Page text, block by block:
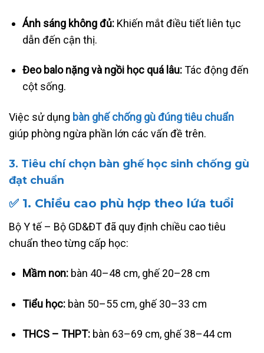
Ánh sáng không đủ: Khiến mắt điều tiết liên tục
dẫn đến cận thị.
Đeo balo nặng và ngồi học quá lâu: Tác động đến
cột sống.
Việc sử dụng bàn ghế chống gù đúng tiêu chuẩn
giúp phòng ngừa phần lớn các vấn đề trên.
3. Tiêu chí chọn bàn ghế học sinh chống gù
đạt chuẩn
✅ 1. Chiều cao phù hợp theo lứa tuổi
Bộ Y tế – Bộ GD&ĐT đã quy định chiều cao tiêu
chuẩn theo từng cấp học:
Mầm non: bàn 40–48 cm, ghế 20–28 cm
Tiểu học: bàn 50–55 cm, ghế 30–33 cm
THCS – THPT: bàn 63–69 cm, ghế 38–44 cm